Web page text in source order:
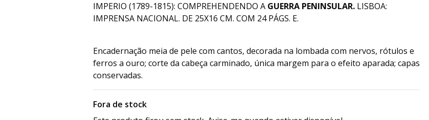
IMPERIO (1789-1815): COMPREHENDENDO A GUERRA PENINSULAR. LISBOA:
IMPRENSA NACIONAL. DE 25X16 CM. COM 24 PÁGS. E.
Encadernação meia de pele com cantos, decorada na lombada com nervos, rótulos e
ferros a ouro; corte da cabeça carminado, única margem para o efeito aparada; capas
conservadas.
Fora de stock